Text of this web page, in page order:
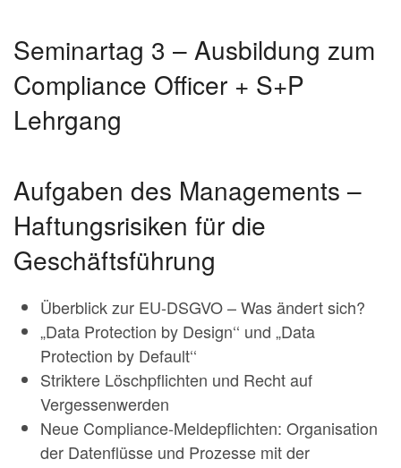
Seminartag 3 – Ausbildung zum
Compliance Officer + S+P
Lehrgang
Aufgaben des Managements –
Haftungsrisiken für die
Geschäftsführung
Überblick zur EU-DSGVO – Was ändert sich?
„Data Protection by Design‘‘ und „Data
Protection by Default‘‘
Striktere Löschpflichten und Recht auf
Vergessenwerden
Neue Compliance-Meldepflichten: Organisation
der Datenflüsse und Prozesse mit der